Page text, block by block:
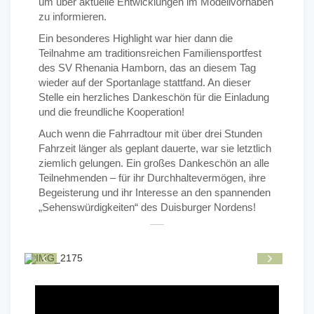
zu informieren.
Ein besonderes Highlight war hier dann die
Teilnahme am traditionsreichen Familiensportfest
des SV Rhenania Hamborn, das an diesem Tag
wieder auf der Sportanlage stattfand. An dieser
Stelle ein herzliches Dankeschön für die Einladung
und die freundliche Kooperation!
Auch wenn die Fahrradtour mit über drei Stunden
Fahrzeit länger als geplant dauerte, war sie letztlich
ziemlich gelungen. Ein großes Dankeschön an alle
Teilnehmenden – für ihr Durchhaltevermögen, ihre
Begeisterung und ihr Interesse an den spannenden
„Sehenswürdigkeiten“ des Duisburger Nordens!
P